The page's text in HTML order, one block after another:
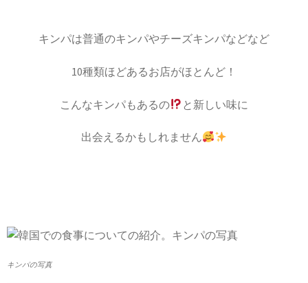
キンパは普通のキンパやチーズキンパなどなど
10種類ほどあるお店がほとんど！
こんなキンパもあるの と新しい味に
出会えるかもしれません
キンパの写真